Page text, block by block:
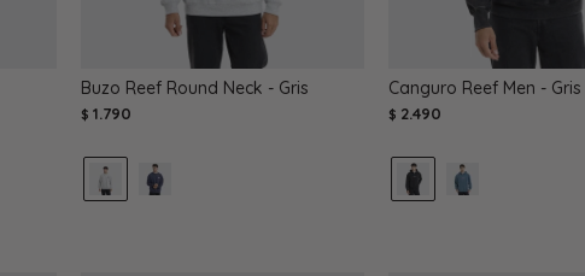
Buzo Reef Round Neck - Gris
$ 1.790
Canguro Reef Men - Gris
$ 2.490